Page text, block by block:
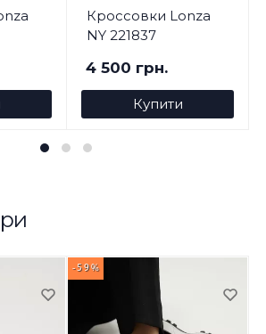
Кроссовки Lonza
NY 221837
4 500 грн.
Купити
-59%